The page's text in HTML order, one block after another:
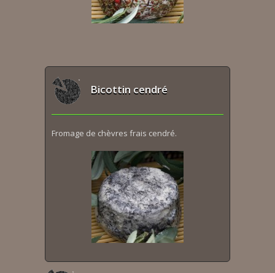
Bicottin cendré
Fromage de chèvres frais cendré.